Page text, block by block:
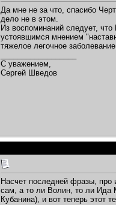
Да мне не за что, спасибо
дело не в этом.
Из воспоминаний следует,
устоявшимся мнением
тяжелое легочное
C уважением,
Сергей Шведов
Насчет последней фразы, про
сам, а то ли Волин, то ли Ида
Кубанина), и вот теперь этот